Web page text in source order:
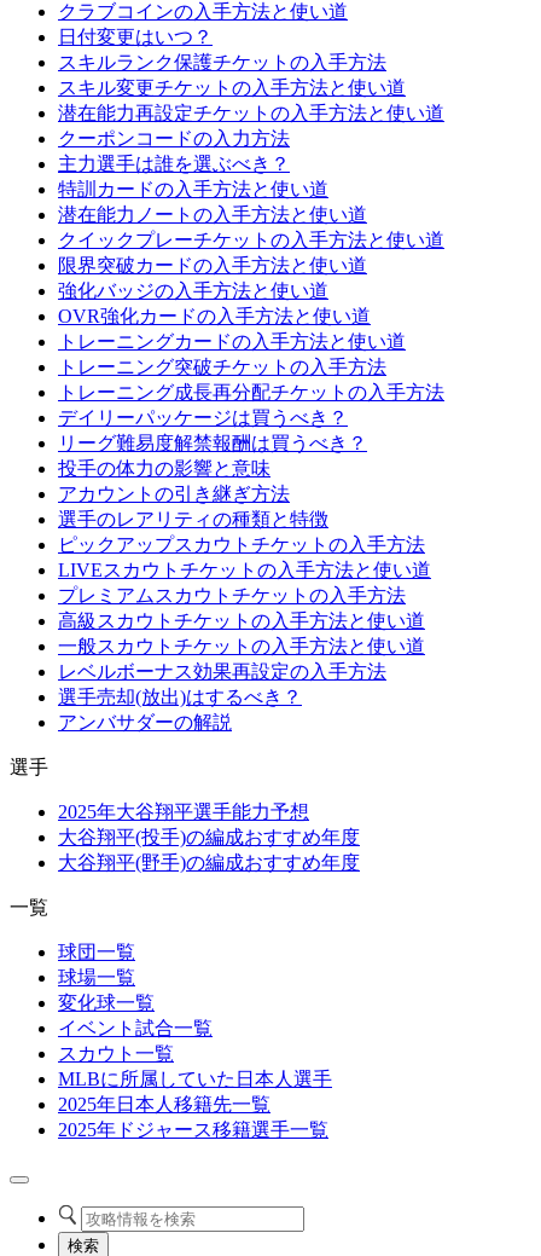
クラブコインの入手方法と使い道
日付変更はいつ？
スキルランク保護チケットの入手方法
スキル変更チケットの入手方法と使い道
潜在能力再設定チケットの入手方法と使い道
クーポンコードの入力方法
主力選手は誰を選ぶべき？
特訓カードの入手方法と使い道
潜在能力ノートの入手方法と使い道
クイックプレーチケットの入手方法と使い道
限界突破カードの入手方法と使い道
強化バッジの入手方法と使い道
OVR強化カードの入手方法と使い道
トレーニングカードの入手方法と使い道
トレーニング突破チケットの入手方法
トレーニング成長再分配チケットの入手方法
デイリーパッケージは買うべき？
リーグ難易度解禁報酬は買うべき？
投手の体力の影響と意味
アカウントの引き継ぎ方法
選手のレアリティの種類と特徴
ピックアップスカウトチケットの入手方法
LIVEスカウトチケットの入手方法と使い道
プレミアムスカウトチケットの入手方法
高級スカウトチケットの入手方法と使い道
一般スカウトチケットの入手方法と使い道
レベルボーナス効果再設定の入手方法
選手売却(放出)はするべき？
アンバサダーの解説
選手
2025年大谷翔平選手能力予想
大谷翔平(投手)の編成おすすめ年度
大谷翔平(野手)の編成おすすめ年度
一覧
球団一覧
球場一覧
変化球一覧
イベント試合一覧
スカウト一覧
MLBに所属していた日本人選手
2025年日本人移籍先一覧
2025年ドジャース移籍選手一覧
検索